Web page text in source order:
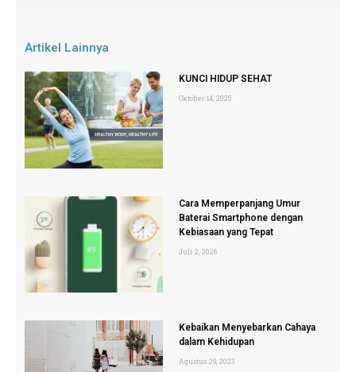
Artikel Lainnya
KUNCI HIDUP SEHAT
Oktober 14, 2025
Cara Memperpanjang Umur
Baterai Smartphone dengan
Kebiasaan yang Tepat
Juli 2, 2026
Kebaikan Menyebarkan Cahaya
dalam Kehidupan
Agustus 29, 2023